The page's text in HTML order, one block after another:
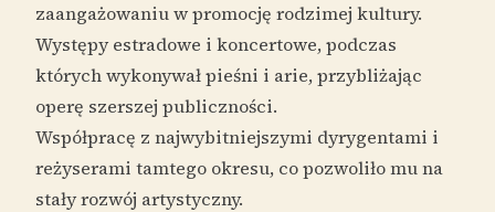
zaangażowaniu w promocję rodzimej kultury.
Występy estradowe i koncertowe, podczas
których wykonywał pieśni i arie, przybliżając
operę szerszej publiczności.
Współpracę z najwybitniejszymi dyrygentami i
reżyserami tamtego okresu, co pozwoliło mu na
stały rozwój artystyczny.